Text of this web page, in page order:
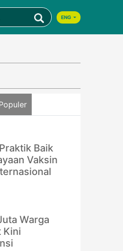
ENG
Baik
Vaksin
Warga
Kini